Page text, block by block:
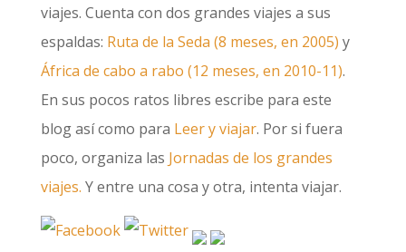
viajes. Cuenta con dos grandes viajes a sus
espaldas: Ruta de la Seda (8 meses, en 2005) y
África de cabo a rabo (12 meses, en 2010-11).
En sus pocos ratos libres escribe para este
blog así como para Leer y viajar. Por si fuera
poco, organiza las Jornadas de los grandes
viajes. Y entre una cosa y otra, intenta viajar.